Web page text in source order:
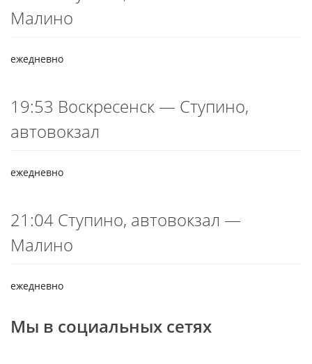
Малино
ежедневно
19:53 Воскресенск — Ступино,
автовокзал
ежедневно
21:04 Ступино, автовокзал —
Малино
ежедневно
Мы в социальных сетях